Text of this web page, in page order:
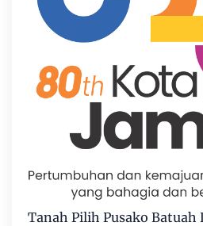
Tanah Pilih Pusako Batuah